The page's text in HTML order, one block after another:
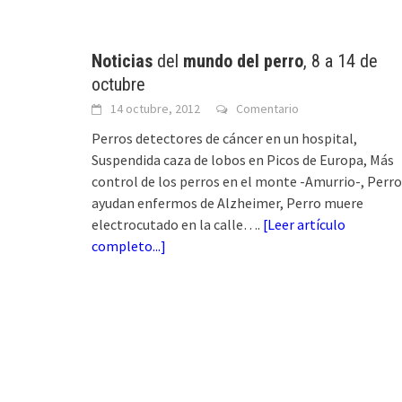
Noticias del mundo del perro, 8 a 14 de
octubre
14 octubre, 2012 Comentario
Perros detectores de cáncer en un hospital,
Suspendida caza de lobos en Picos de Europa, Más
control de los perros en el monte -Amurrio-,
ayudan enfermos de Alzheimer, Perro muere
electrocutado en la calle…. [Leer artículo
completo...]